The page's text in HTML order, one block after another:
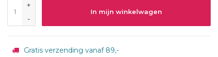
+
-
In mijn winkelwagen
Gratis verzending vanaf 89,-